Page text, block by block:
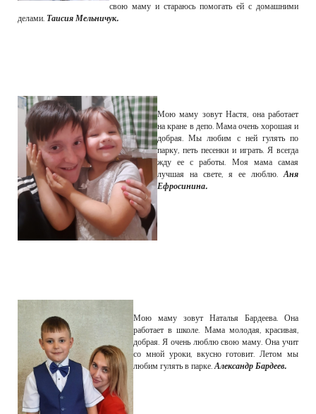
свою маму и стараюсь помогать ей с домашними
делами. Таисия Мельничук.
Мою маму зовут Настя, она работает
на кране в депо. Мама очень хорошая и
добрая. Мы любим с ней гулять по
парку, петь песенки и играть. Я всегда
жду ее с работы. Моя мама самая
лучшая на свете, я ее люблю. Аня
Ефросинина.
Мою маму зовут Наталья Бардеева. Она
работает в школе. Мама молодая, красивая,
добрая. Я очень люблю свою маму. Она учит
со мной уроки, вкусно готовит. Летом мы
любим гулять в парке. Александр Бардеев.